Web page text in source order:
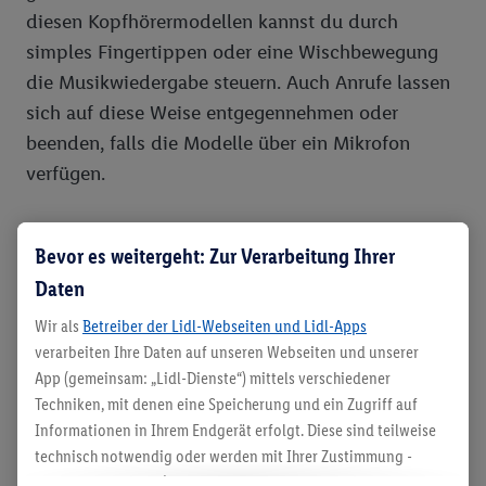
diesen Kopfhörermodellen kannst du durch
simples Fingertippen oder eine Wischbewegung
die Musikwiedergabe steuern. Auch Anrufe lassen
sich auf diese Weise entgegennehmen oder
beenden, falls die Modelle über ein Mikrofon
verfügen.
Kopfhörer- und Headset-Bauweisen
In-Ear-Kopfhörer und In-Ear-
Headsets
Mit einem Durchmesser von 1 bis 2 cm sind In-
Ear-Kopfhörer die kompaktesten Modelle für
unterwegs.
„In Ear“ bedeutet „im Ohr“: Die beiden
Bevor es weitergeht: Zur Verarbeitung Ihrer
Daten
Wir als Betreiber der Lidl-Webseiten und Lidl-Apps
verarbeiten Ihre Daten auf unseren Webseiten und unserer
App (gemeinsam: „Lidl-Dienste“) mittels verschiedener
Techniken, mit denen eine Speicherung und ein Zugriff auf
Informationen in Ihrem Endgerät erfolgt. Diese sind teilweise
technisch notwendig oder werden mit Ihrer Zustimmung -